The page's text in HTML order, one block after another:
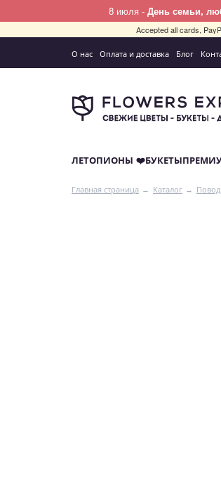
8 июля - День семьи,
Accepted all cards,
О нас Оплата и доставка Блог
ЛЕТОПИОНЫ ❤️БУКЕТЫ
Главная страница Каталог Повод